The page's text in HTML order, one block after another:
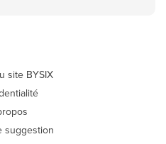
site BYSIX
suggestion